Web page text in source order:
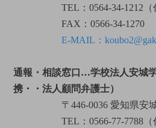
TEL：0564-34-1212（代
FAX：0566-34-1270
E-MAIL：
通報・相談窓口…学校法人安城
携・・法人顧問弁護士）
〒446-0036 愛知県安城市
TEL：0566-77-7788（代